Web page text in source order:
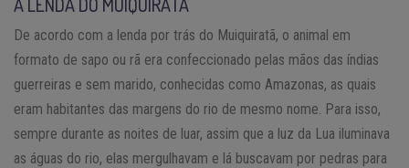
De acordo com a lenda por trás do Muiquiratã, o animal em
formato de sapo ou rã era confeccionado pelas mãos das índias
guerreiras e sem marido, conhecidas como Amazonas, as quais
eram habitantes das margens do rio de mesmo nome. Para isso,
sempre durante as noites de luar, assim que a luz da Lua iluminava
as águas do rio, elas mergulhavam e lá buscavam por pedras para